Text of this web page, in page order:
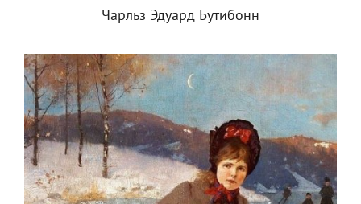
Чарльз Эдуард Бутибонн